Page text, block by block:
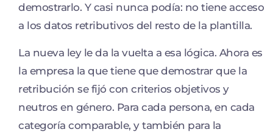
demostrarlo. Y casi nunca podía: no tiene acceso
a los datos retributivos del resto de la plantilla.
La nueva ley le da la vuelta a esa lógica. Ahora es
la empresa la que tiene que demostrar que la
retribución se fijó con criterios objetivos y
neutros en género. Para cada persona, en cada
categoría comparable, y también para la